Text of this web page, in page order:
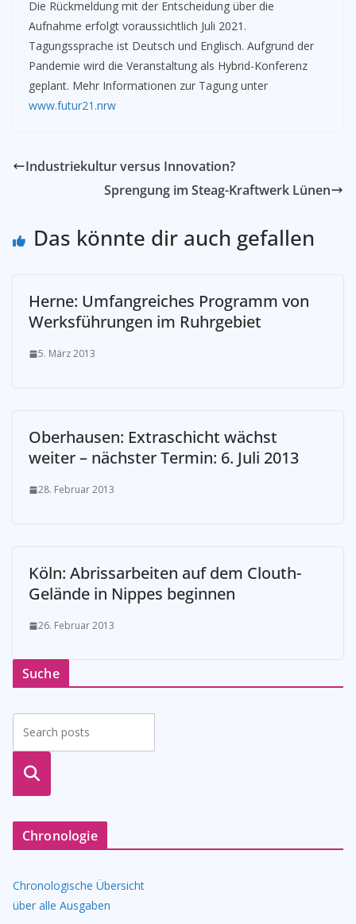
Die Rückmeldung mit der Entscheidung über die
Aufnahme erfolgt voraussichtlich Juli 2021.
Tagungssprache ist Deutsch und Englisch. Aufgrund der
Pandemie wird die Veranstaltung als Hybrid-Konferenz
geplant. Mehr Informationen zur Tagung unter
www.futur21.nrw
Industriekultur versus Innovation?
Sprengung im Steag-Kraftwerk Lünen
Das könnte dir auch gefallen
Herne: Umfangreiches Programm von
Werksführungen im Ruhrgebiet
5. März 2013
Oberhausen: Extraschicht wächst
weiter – nächster Termin: 6. Juli 2013
28. Februar 2013
­Köln: Abrissarbeiten auf dem Clouth-
Gelände in Nippes beginnen
26. Februar 2013
Suche
suche
Chronologie
Chronologische Übersicht
über alle Ausgaben